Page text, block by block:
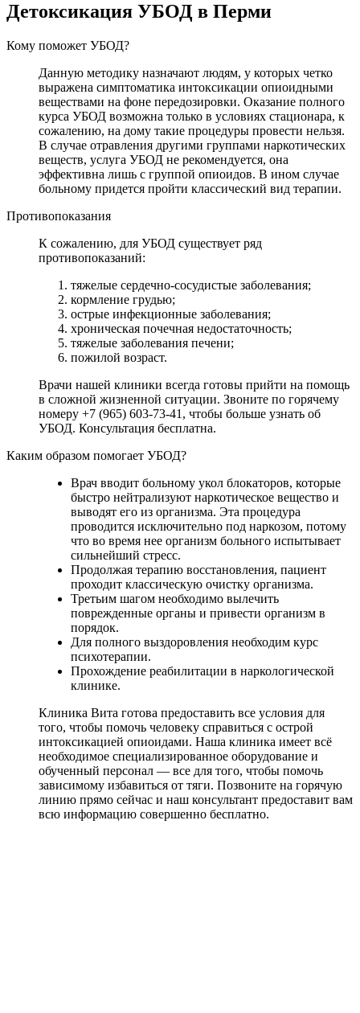
Детоксикация УБОД в Перми
Кому поможет УБОД?
Данную методику назначают людям, у которых четко
выражена симптоматика интоксикации опиоидными
веществами на фоне передозировки. Оказание полного
курса УБОД возможна только в условиях стационара, к
сожалению, на дому такие процедуры провести нельзя.
В случае отравления другими группами наркотических
веществ, услуга УБОД не рекомендуется, она
эффективна лишь с группой опиоидов. В ином случае
больному придется пройти классический вид терапии.
Противопоказания
К сожалению, для УБОД существует ряд
противопоказаний:
тяжелые сердечно-сосудистые заболевания;
кормление грудью;
острые инфекционные заболевания;
хроническая почечная недостаточность;
тяжелые заболевания печени;
пожилой возраст.
Врачи нашей клиники всегда готовы прийти на помощь
в сложной жизненной ситуации. Звоните по горячему
номеру +7 (965) 603-73-41, чтобы больше узнать об
УБОД. Консультация бесплатна.
Каким образом помогает УБОД?
Врач вводит больному укол блокаторов, которые
быстро нейтрализуют наркотическое вещество и
выводят его из организма. Эта процедура
проводится исключительно под наркозом, потому
что во время нее организм больного испытывает
сильнейший стресс.
Продолжая терапию восстановления, пациент
проходит классическую очистку организма.
Третьим шагом необходимо вылечить
поврежденные органы и привести организм в
порядок.
Для полного выздоровления необходим курс
психотерапии.
Прохождение реабилитации в наркологической
клинике.
Клиника Вита готова предоставить все условия для
того, чтобы помочь человеку справиться с острой
интоксикацией опиоидами. Наша клиника имеет всё
необходимое специализированное оборудование и
обученный персонал — все для того, чтобы помочь
зависимому избавиться от тяги. Позвоните на горячую
линию прямо сейчас и наш консультант предоставит вам
всю информацию совершенно бесплатно.